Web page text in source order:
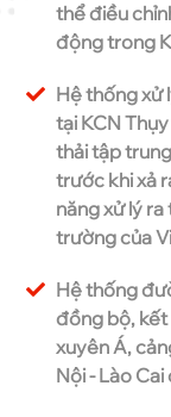
thể điều
động trong
Hệ thống xử
tại KCN
thải tập
trước khi xả
năng xử lý
trường của
Hệ thống
đồng bộ,
xuyên Á,
Nội - Lào